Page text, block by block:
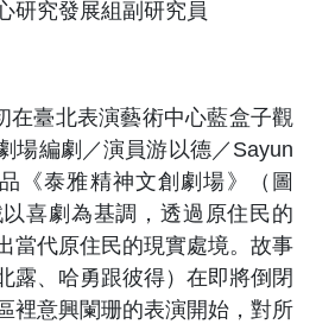
關於我們
設置要點
出版品專區
版品介紹
文獻電子期刊
相關連結
研究發展組副研究員
臺北表演藝術中心藍盒子觀
場編劇／演員游以德／Sayun
《泰雅精神文創劇場》（圖
喜劇為基調，透過原住民的
當代原住民的現實處境。故事
露、哈勇跟彼得）在即將倒閉
裡意興闌珊的表演開始，對所